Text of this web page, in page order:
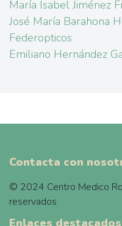
María Isabel Jiménez
José María Barahona
Federopticos
Emiliano Hernández
Contacta con
© 2024 Centro Medico
reservados
Enlaces destacados